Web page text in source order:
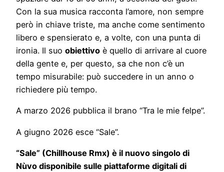
Con la sua musica racconta l’amore, non sempre
però in chiave triste, ma anche come sentimento
libero e spensierato e, a volte, con una punta di
ironia. Il suo obiettivo è quello di arrivare al cuore
della gente e, per questo, sa che non c’è un
tempo misurabile: può succedere in un anno o
richiedere più tempo.
A marzo 2026 pubblica il brano “Tra le mie felpe”.
A giugno 2026 esce “Sale”.
“Sale” (Chillhouse Rmx) è il nuovo singolo di
Nùvo disponibile sulle piattaforme digitali di